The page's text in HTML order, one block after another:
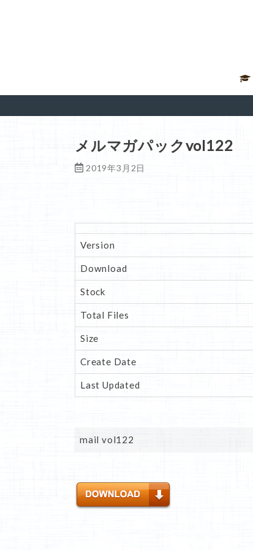
メルマガパックvol122
2019年3月2日
Version
Download
Stock
Total Files
Size
Create Date
Last Updated
mail vol122